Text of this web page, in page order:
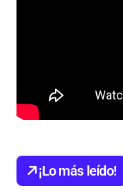
¡Lo más leído!